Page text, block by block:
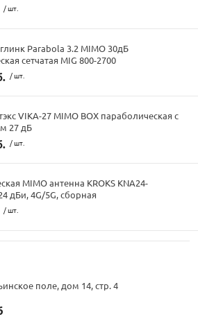
/ шт.
Parabola 3.2 MIMO 30дБ
сетчатая MIG 800-2700
/ шт.
VIKA-27 MIMO BOX параболическая с
27 дБ
/ шт.
MIMO антенна KROKS KNA24-
дБи, 4G/5G, сборная
/ шт.
поле, дом 14, стр. 4